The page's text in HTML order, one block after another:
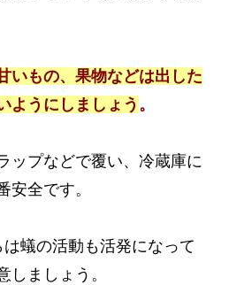
いもの、果物などは出した
ようにしましょう 。
ップなどで覆い、冷蔵庫に
安全です。
蟻の活動も活発になって
しましょう。